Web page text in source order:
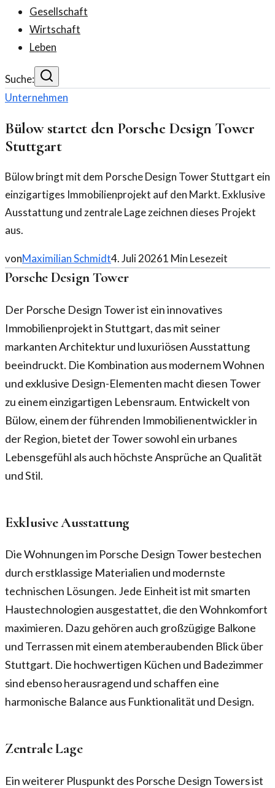
Gesellschaft
Wirtschaft
Leben
Suche:
Unternehmen
Bülow startet den Porsche Design Tower
Stuttgart
Bülow bringt mit dem Porsche Design Tower Stuttgart ein
einzigartiges Immobilienprojekt auf den Markt. Exklusive
Ausstattung und zentrale Lage zeichnen dieses Projekt
aus.
vonMaximilian Schmidt4. Juli 20261 Min Lesezeit
Porsche Design Tower
Der Porsche Design Tower ist ein innovatives
Immobilienprojekt in Stuttgart, das mit seiner
markanten Architektur und luxuriösen Ausstattung
beeindruckt. Die Kombination aus modernem Wohnen
und exklusive Design-Elementen macht diesen Tower
zu einem einzigartigen Lebensraum. Entwickelt von
Bülow, einem der führenden Immobilienentwickler in
der Region, bietet der Tower sowohl ein urbanes
Lebensgefühl als auch höchste Ansprüche an Qualität
und Stil.
Exklusive Ausstattung
Die Wohnungen im Porsche Design Tower bestechen
durch erstklassige Materialien und modernste
technischen Lösungen. Jede Einheit ist mit smarten
Haustechnologien ausgestattet, die den Wohnkomfort
maximieren. Dazu gehören auch großzügige Balkone
und Terrassen mit einem atemberaubenden Blick über
Stuttgart. Die hochwertigen Küchen und Badezimmer
sind ebenso herausragend und schaffen eine
harmonische Balance aus Funktionalität und Design.
Zentrale Lage
Ein weiterer Pluspunkt des Porsche Design Towers ist